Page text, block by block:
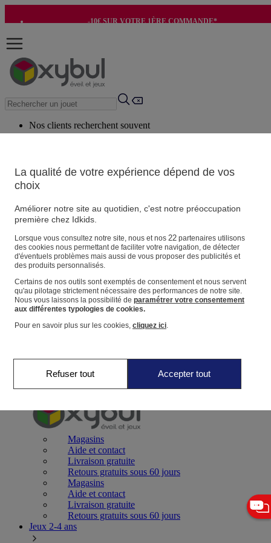
-10€ SUR VOTRE 1ÈRE COMMANDE*
Nos clients recherchent souvent
Conseils suggérés
Produits suggérés
Vos informations personnelles
Suivre une commande
Magasin
Panier
Favoris
Jeux 0-2 ans
Magasins
Aide et contact
Livraison gratuite
Retours gratuits sous 60 jours
Magasins
Aide et contact
Livraison gratuite
Retours gratuits sous 60 jours
Jeux 2-4 ans
La qualité de votre expérience dépend de vos
choix
Améliorer notre site au quotidien, c'est notre préoccupation
première chez Idkids.
Lorsque vous consultez notre site, nous et nos 22partenaires utilisons
des cookies nous permettant de faciliter votre navigation, de détecter
d'éventuels problèmes mais aussi de vous proposer des publicités et
des produits personnalisés.
Certains de nos outils sont exemptés de consentement et nous servent
qu'au pilotage strictement nécessaire des performances de notre site.
Nous vous laissons la possibilité de paramétrer votre consentement
aux différentes typologies de cookies.
Pour en savoir plus sur les cookies, cliquez ici.
Refuser tout Accepter tout